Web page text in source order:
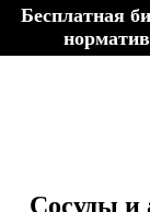
Бесплатная
Сосуды и